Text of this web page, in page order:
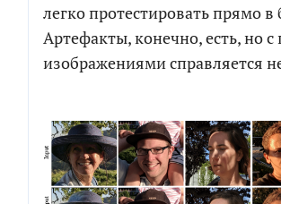
легко протестировать прямо в
Артефакты, конечно, есть, но
изображениями справляется